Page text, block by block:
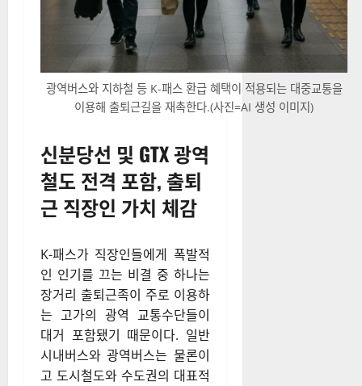
광역버스와 지하철 등 K-패스 환급 혜택이 적용되는 대중교통을
이용해 출퇴근길을 재촉한다.(사진=AI 생성 이미지)
신분당선 및 GTX 광역
철도 전격 포함, 출퇴
근 직장인 가치 체감
K-패스가 직장인들에게 폭발적
인 인기를 끄는 비결 중 하나는
장거리 출퇴근족이 주로 이용하
는 고가의 광역 교통수단들이
대거 포함됐기 때문이다. 일반
시내버스와 광역버스는 물론이
고 도시철도와 수도권의 대표적